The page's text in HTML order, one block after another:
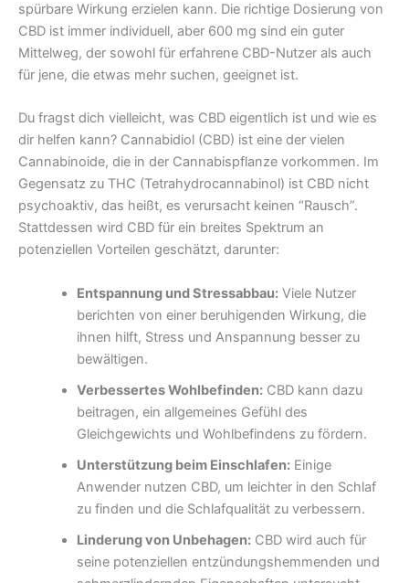
spürbare Wirkung erzielen kann. Die richtige Dosierung von
CBD ist immer individuell, aber 600 mg sind ein guter
Mittelweg, der sowohl für erfahrene CBD-Nutzer als auch
für jene, die etwas mehr suchen, geeignet ist.
Du fragst dich vielleicht, was CBD eigentlich ist und wie es
dir helfen kann? Cannabidiol (CBD) ist eine der vielen
Cannabinoide, die in der Cannabispflanze vorkommen. Im
Gegensatz zu THC (Tetrahydrocannabinol) ist CBD nicht
psychoaktiv, das heißt, es verursacht keinen “Rausch”.
Stattdessen wird CBD für ein breites Spektrum an
potenziellen Vorteilen geschätzt, darunter:
Entspannung und Stressabbau:Viele Nutzer
berichten von einer beruhigenden Wirkung, die
ihnen hilft, Stress und Anspannung besser zu
bewältigen.
Verbessertes Wohlbefinden:CBD kann dazu
beitragen, ein allgemeines Gefühl des
Gleichgewichts und Wohlbefindens zu fördern.
Unterstützung beim Einschlafen:Einige
Anwender nutzen CBD, um leichter in den Schlaf
zu finden und die Schlafqualität zu verbessern.
Linderung von Unbehagen:CBD wird auch für
seine potenziellen entzündungshemmenden und